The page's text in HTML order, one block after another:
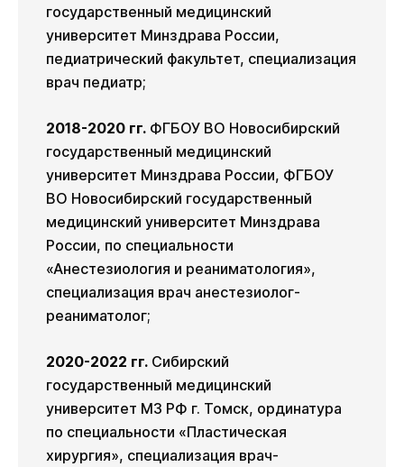
государственный медицинский
университет Минздрава России,
педиатрический факультет, специализация
врач педиатр;
2018-2020 гг. ФГБОУ ВО Новосибирский
государственный медицинский
университет Минздрава России, ФГБОУ
ВО Новосибирский государственный
медицинский университет Минздрава
России, по специальности
«Анестезиология и реаниматология»,
специализация врач анестезиолог-
реаниматолог;
2020-2022 гг. Сибирский
государственный медицинский
университет МЗ РФ г. Томск, ординатура
по специальности «Пластическая
хирургия», специализация врач-